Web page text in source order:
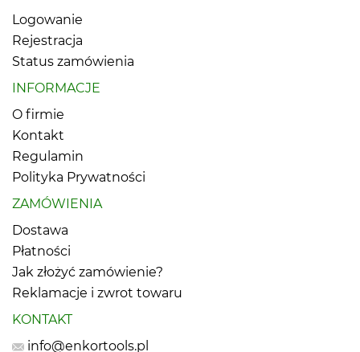
Logowanie
Rejestracja
Status zamówienia
INFORMACJE
O firmie
Kontakt
Regulamin
Polityka Prywatności
ZAMÓWIENIA
Dostawa
Płatności
Jak złożyć zamówienie?
Reklamacje i zwrot towaru
KONTAKT
info@enkortools.pl